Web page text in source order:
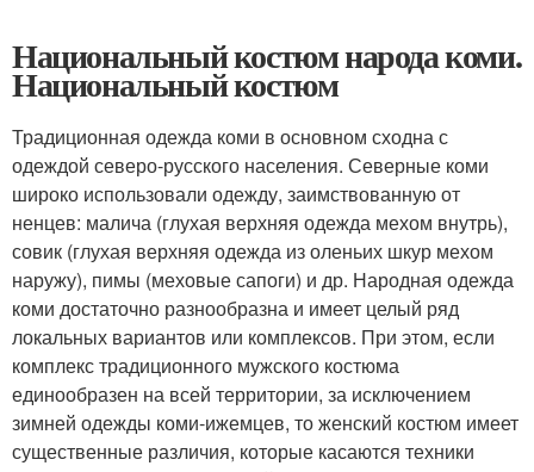
Национальный костюм народа коми.
Национальный костюм
Традиционная одежда коми в основном сходна с
одеждой северо-русского населения. Северные коми
широко использовали одежду, заимствованную от
ненцев: малича (глухая верхняя одежда мехом внутрь),
совик (глухая верхняя одежда из оленьих шкур мехом
наружу), пимы (меховые сапоги) и др. Народная одежда
коми достаточно разнообразна и имеет целый ряд
локальных вариантов или комплексов. При этом, если
комплекс традиционного мужского костюма
единообразен на всей территории, за исключением
зимней одежды коми-ижемцев, то женский костюм имеет
существенные различия, которые касаются техники